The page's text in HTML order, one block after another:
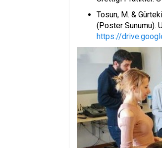
Tosun, M. &
(Poster Sunumu).
https://